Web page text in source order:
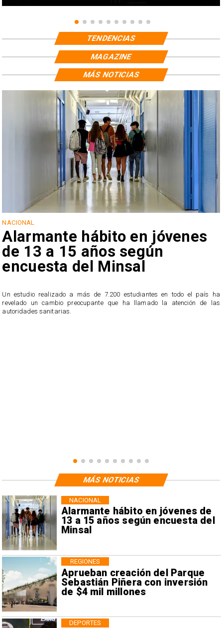
TENDENCIAS
MAGAZINE
NACIONAL
Alarmante hábito en jóvenes
de 13 a 15 años según
encuesta del Minsal
Un estudio realizado a más de 7.200 estudiantes en todo el país ha
revelado un cambio preocupante que ha llamado la atención de las
autoridades sanitarias.
MÁS NOTICIAS
Alarmante hábito en jóvenes de
13 a 15 años según encuesta del
Minsal
NACIONAL
Aprueban creación del Parque
Sebastián Piñera con inversión
de $4 mil millones
REGIONES
DEPORTES
MÁS NOTICIAS